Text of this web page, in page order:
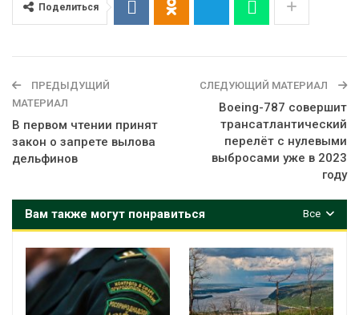
Поделиться
ПРЕДЫДУЩИЙ
МАТЕРИАЛ
В первом чтении принят
закон о запрете вылова
дельфинов
СЛЕДУЮЩИЙ МАТЕРИАЛ
Boeing-787 совершит
трансатлантический
перелёт с нулевыми
выбросами уже в 2023
году
Все
Вам также могут понравиться